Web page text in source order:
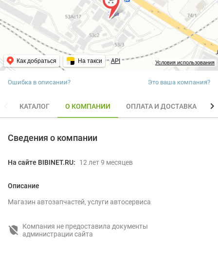
Условия использования
Как добраться На такси API
Ошибка в описании? Это ваша компания?
КАТАЛОГ О КОМПАНИИ ОПЛАТА И ДОСТАВКА
Сведения о компании
На сайте BIBINET.RU: 12 лет 9 месяцев
Описание
Магазин автозапчастей, услуги автосервиса
Компания не предоставила документы
администрации сайта